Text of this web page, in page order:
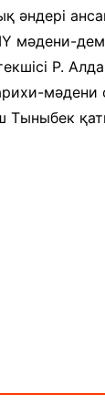
әндері
мәдени-
Р.
Тыныбек